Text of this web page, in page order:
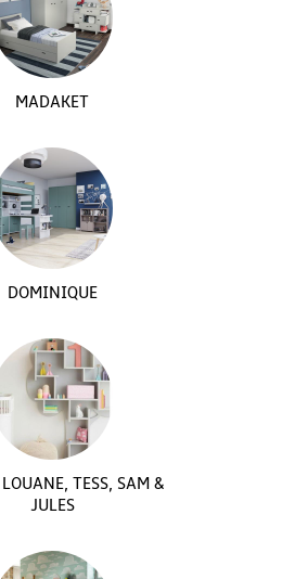
MADAKET
DOMINIQUE
TESS, SAM &
JULES